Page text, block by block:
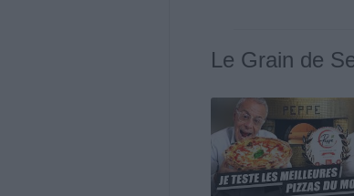
Le Grain de